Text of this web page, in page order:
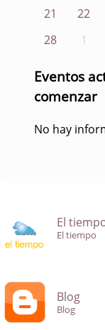
21
22
28
1
Eventos
comenzar
No hay
El
El tiempo
Blog
Blog